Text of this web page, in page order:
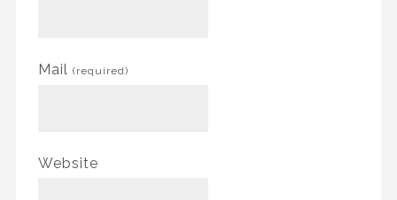
Mail (required)
Website